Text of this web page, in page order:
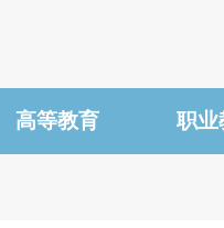
高等教育 职业